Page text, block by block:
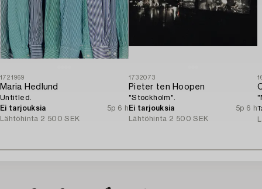
1721969
Maria Hedlund
Untitled.
Ei tarjouksia
5p 6 h
Lähtöhinta 2 500 SEK
1732073
Pieter ten Hoopen
"Stockholm".
Ei tarjouksia
5p 6 h
Lähtöhinta 2 500 SEK